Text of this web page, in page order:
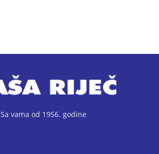
Sa vama od 1956. godine